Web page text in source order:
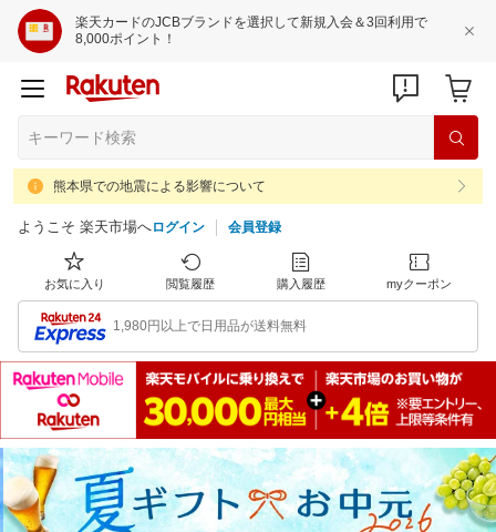
楽天カードのJCBブランドを選択して新規入会＆3回利用で
8,000ポイント！
熊本県での地震による影響について
ようこそ 楽天市場へログイン 会員登録
お気に入り 閲覧履歴 購入履歴 myクーポン
1,980円以上で日用品が送料無料